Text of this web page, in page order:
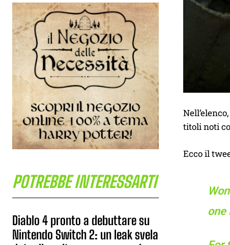
POTREBBE INTERESSARTI
Diablo 4 pronto a debuttare su
Nintendo Switch 2: un leak svela
titoli noti
Ecco il
one